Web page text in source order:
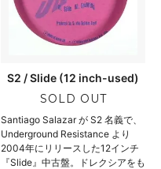
S2 / Slide (12 inch-used)
SOLD OUT
Santiago Salazar が S2 名義で、
Underground Resistance より
2004年にリリースした12インチ
『Slide』中古盤。ドレクシアをも